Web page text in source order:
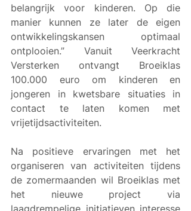
belangrijk voor kinderen. Op die
manier kunnen ze later de eigen
ontwikkelingskansen optimaal
ontplooien.” Vanuit Veerkracht
Versterken ontvangt Broeiklas
100.000 euro om kinderen en
jongeren in kwetsbare situaties in
contact te laten komen met
vrijetijdsactiviteiten.
Na positieve ervaringen met het
organiseren van activiteiten tijdens
de zomermaanden wil Broeiklas met
het nieuwe project via
laagdrempelige initiatieven interesse